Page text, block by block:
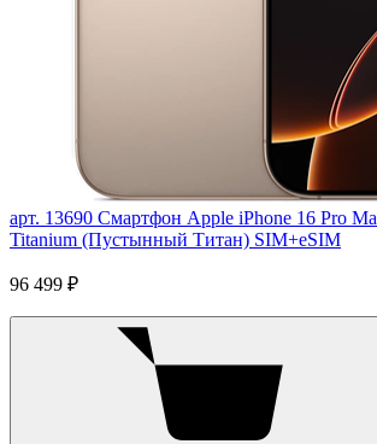
арт. 13690 Смартфон Apple iPhone 16 Pro
Titanium (Пустынный Титан) SIM+eSIM
96 499 ₽